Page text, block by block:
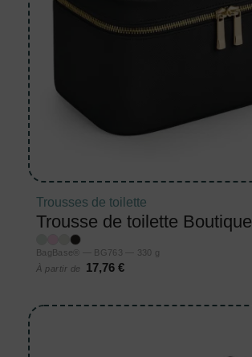
Trousses de toilette
Trousse de toilette Boutique
BagBase® — BG763 — 330 g
À partir de
17,76 €